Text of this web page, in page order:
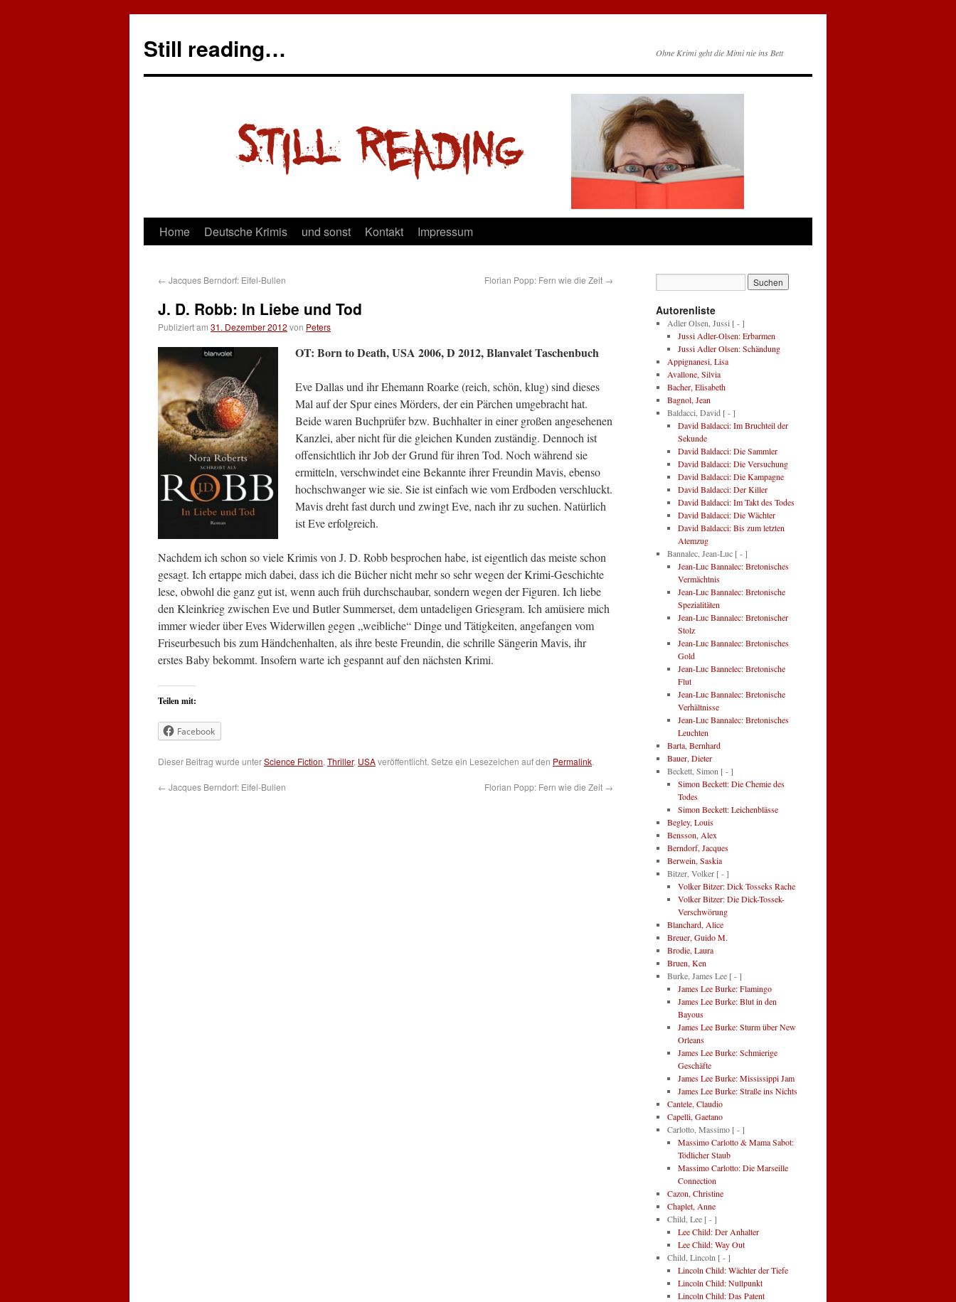
Still reading… Ohne Krimi geht die Mimi nie ins Bett
Home Deutsche Krimis und sonst Kontakt Impressum
← Jacques Berndorf: Eifel-Bullen Florian Popp: Fern wie die Zeit →
J. D. Robb: In Liebe und Tod
Publiziert am 31. Dezember 2012 von Peters
OT: Born to Death, USA 2006, D 2012, Blanvalet Taschenbuch
Eve Dallas und ihr Ehemann Roarke (reich, schön, klug) sind dieses
Mal auf der Spur eines Mörders, der ein Pärchen umgebracht hat.
Beide waren Buchprüfer bzw. Buchhalter in einer großen angesehenen
Kanzlei, aber nicht für die gleichen Kunden zuständig. Dennoch ist
offensichtlich ihr Job der Grund für ihren Tod. Noch während sie
ermitteln, verschwindet eine Bekannte ihrer Freundin Mavis, ebenso
hochschwanger wie sie. Sie ist einfach wie vom Erdboden verschluckt.
Mavis dreht fast durch und zwingt Eve, nach ihr zu suchen. Natürlich
ist Eve erfolgreich.
Nachdem ich schon so viele Krimis von J. D. Robb besprochen habe, ist eigentlich das meiste schon
gesagt. Ich ertappe mich dabei, dass ich die Bücher nicht mehr so sehr wegen der Krimi-Geschichte
lese, obwohl die ganz gut ist, wenn auch früh durchschaubar, sondern wegen der Figuren. Ich liebe
den Kleinkrieg zwischen Eve und Butler Summerset, dem untadeligen Griesgram. Ich amüsiere mich
immer wieder über Eves Widerwillen gegen „weibliche“ Dinge und Tätigkeiten, angefangen vom
Friseurbesuch bis zum Händchenhalten, als ihre beste Freundin, die schrille Sängerin Mavis, ihr
erstes Baby bekommt. Insofern warte ich gespannt auf den nächsten Krimi.
Teilen mit:
Facebook
Dieser Beitrag wurde unterScience Fiction, Thriller, USAveröffentlicht. Setze ein Lesezeichen auf den Permalink.
← Jacques Berndorf: Eifel-Bullen Florian Popp: Fern wie die Zeit →
Autorenliste
Adler Olsen, Jussi [ - ]
Jussi Adler-Olsen: Erbarmen
Jussi Adler Olsen: Schändung
Appignanesi, Lisa
Avallone, Silvia
Bacher, Elisabeth
Bagnol, Jean
Baldacci, David [ - ]
David Baldacci: Im Bruchteil der
Sekunde
David Baldacci: Die Sammler
David Baldacci: Die Versuchung
David Baldacci: Die Kampagne
David Baldacci: Der Killer
David Baldacci: Im Takt des Todes
David Baldacci: Die Wächter
David Baldacci: Bis zum letzten
Atemzug
Bannalec, Jean-Luc [ - ]
Jean-Luc Bannalec: Bretonisches
Vermächtnis
Jean-Luc Bannalec: Bretonische
Spezialitäten
Jean-Luc Bannalec: Bretonischer
Stolz
Jean-Luc Bannalec: Bretonisches
Gold
Jean-Luc Bannelec: Bretonische
Flut
Jean-Luc Bannalec: Bretonische
Verhältnisse
Jean-Luc Bannalec: Bretonisches
Leuchten
Barta, Bernhard
Bauer, Dieter
Beckett, Simon [ - ]
Simon Beckett: Die Chemie des
Todes
Simon Beckett: Leichenblässe
Begley, Louis
Bensson, Alex
Berndorf, Jacques
Berwein, Saskia
Bitzer, Volker [ - ]
Volker Bitzer: Dick Tosseks Rache
Volker Bitzer: Die Dick-Tossek-
Verschwörung
Blanchard, Alice
Breuer, Guido M.
Brodie, Laura
Bruen, Ken
Burke, James Lee [ - ]
James Lee Burke: Flamingo
James Lee Burke: Blut in den
Bayous
James Lee Burke: Sturm über New
Orleans
James Lee Burke: Schmierige
Geschäfte
James Lee Burke: Mississippi Jam
James Lee Burke: Straße ins Nichts
Cantele, Claudio
Capelli, Gaetano
Carlotto, Massimo [ - ]
Massimo Carlotto & Mama Sabot:
Tödlicher Staub
Massimo Carlotto: Die Marseille
Connection
Cazon, Christine
Chaplet, Anne
Child, Lee [ - ]
Lee Child: Der Anhalter
Lee Child: Way Out
Child, Lincoln [ - ]
Lincoln Child: Wächter der Tiefe
Lincoln Child: Nullpunkt
Lincoln Child: Das Patent